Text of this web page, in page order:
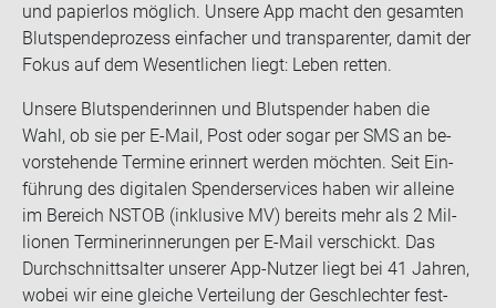
und pa­pier­los mög­lich. Un­se­re App macht den ge­sam­ten
Blut­spen­de­pro­zess ein­fa­cher und trans­pa­ren­ter, damit der
Fokus auf dem We­sent­li­chen liegt: Leben ret­ten.
Un­se­re Blut­spen­de­rin­nen und Blut­spen­der haben die
Wahl, ob sie per E-​Mail, Post oder sogar per SMS an be­
vor­ste­hen­de Ter­mi­ne er­in­nert wer­den möch­ten. Seit Ein­
füh­rung des di­gi­ta­len Spen­der­ser­vices haben wir al­lei­ne
im Be­reich NSTOB (in­klu­si­ve MV) be­reits mehr als 2 Mil­
lio­nen Ter­min­er­in­ne­run­gen per E-​Mail ver­schickt. Das
Durch­schnitts­al­ter un­se­rer App-​Nutzer liegt bei 41 Jah­ren,
wobei wir eine glei­che Ver­tei­lung der Ge­schlech­ter fest­